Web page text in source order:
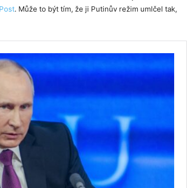
. Může to být tím, že ji Putinův režim umlčel tak,